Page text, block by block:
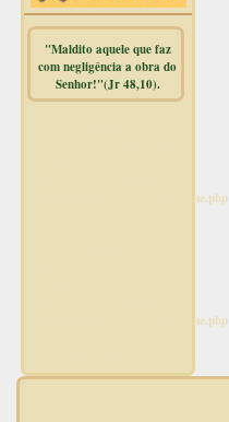
"Maldito aquele que faz
com negligência a obra do
Senhor!"(Jr 48,10).
/home/dicionar/public_html/online.php
/home/dicionar/public_html/online.php